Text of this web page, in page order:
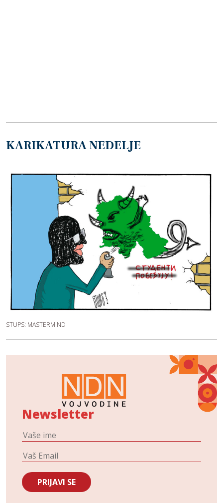
KARIKATURA NEDELJE
STUPS: MASTERMIND
Newsletter